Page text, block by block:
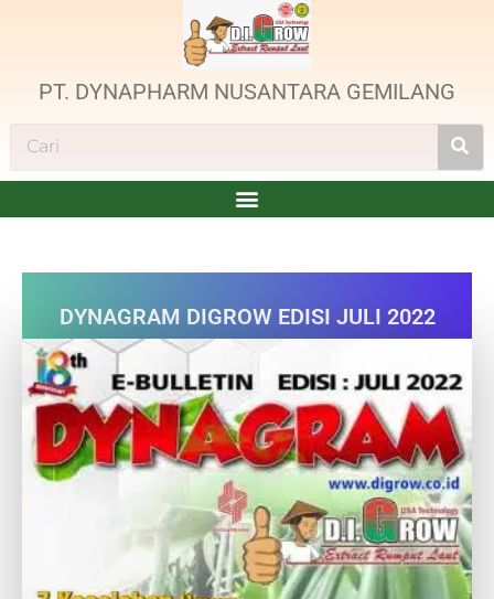
PT. DYNAPHARM NUSANTARA GEMILANG
DYNAGRAM DIGROW EDISI JULI 2022